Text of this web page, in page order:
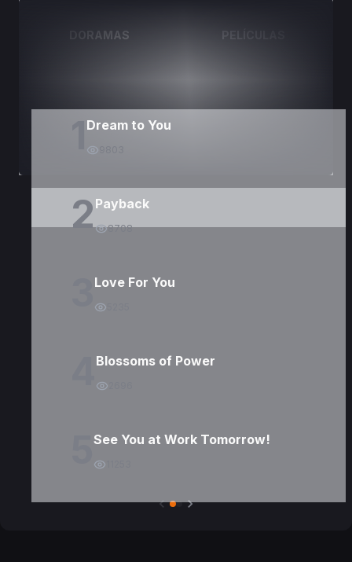
DORAMAS PELÍCULAS
Dream to You
2Payback
8708
Love For You
Blossoms of Power
See You at Work Tomorrow!